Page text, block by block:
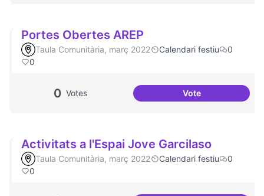
Portes Obertes AREP
Taula Comunitària, març 2022 Calendari festiu
0
0
0 Votes VotePortes Obertes
Activitats a l'Espai Jove Garcilaso
Taula Comunitària, març 2022 Calendari festiu
0
0